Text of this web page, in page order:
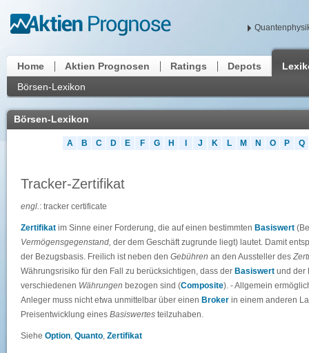
Home Aktien Prognosen Ratings Depots
Börsen-Lexikon
Börsen-Lexikon
A B C D E F G H J K L M N O P Q
Tracker-Zertifikat
engl.: tracker certificate
Zertifikat im Sinne einer Forderung, die auf einen bestimmten Basiswert
Vermögensgegenstand, der dem Geschäft zugrunde liegt) lautet. Damit
der Bezugsbasis. Freilich ist neben den Gebühren an den Aussteller des
Währungsrisiko für den Fall zu berücksichtigen, dass der Basiswert und der
verschiedenen Währungen bezogen sind (Composite). - Allgemein
Anleger muss nicht etwa unmittelbar über einen Broker in einem anderen
Preisentwicklung eines Basiswertes teilzuhaben.
Siehe Option, Quanto, Zertifikat